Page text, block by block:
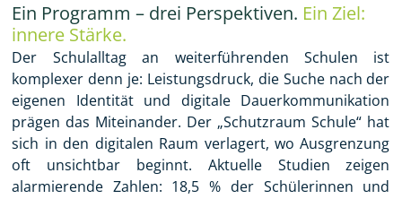
Ein Programm – drei Perspektiven. Ein Ziel:
innere Stärke.
Der Schulalltag an weiterführenden Schulen ist
komplexer denn je: Leistungsdruck, die Suche nach der
eigenen Identität und digitale Dauerkommunikation
prägen das Miteinander. Der „Schutzraum Schule“ hat
sich in den digitalen Raum verlagert, wo Ausgrenzung
oft unsichtbar beginnt. Aktuelle Studien zeigen
alarmierende Zahlen: 18,5 % der Schülerinnen und